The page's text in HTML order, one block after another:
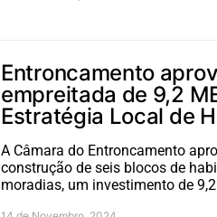
Entroncamento
empreitada de 9,2
Estratégia Local de
A Câmara do Entroncamento
construção de seis blocos de
moradias, um investimento de